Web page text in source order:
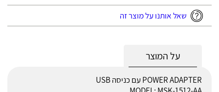
שאל אותנו על מוצר זה
על המוצר
POWER ADAPTER עם כניסה USB